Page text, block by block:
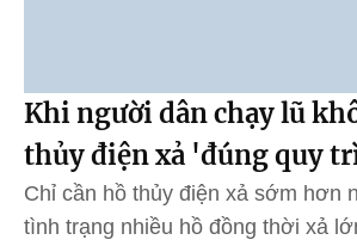
Khi người dân chạy lũ
thủy điện xả 'đúng quy
Chỉ cần hồ thủy điện xả sớm hơn
tình trạng nhiều hồ đồng thời xả